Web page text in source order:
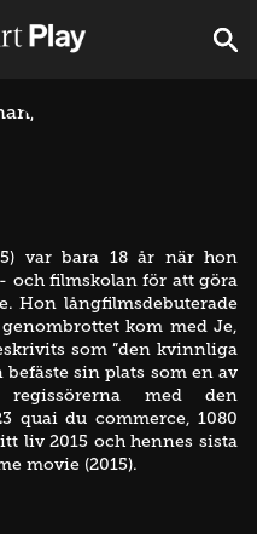
var bara 18 år när hon
och filmskolan för att göra
Hon långfilmsdebuterade
kom med Je,
som ”den kvinnliga
befäste sin plats som en av
med den
quai du commerce, 1080
liv 2015 och hennes sista
movie (2015).